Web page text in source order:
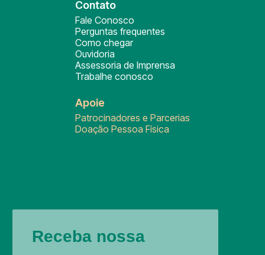
Contato
Fale Conosco
Perguntas frequentes
Como chegar
Ouvidoria
Assessoria de Imprensa
Trabalhe conosco
Apoie
Patrocinadores e Parcerias
Doação Pessoa Física